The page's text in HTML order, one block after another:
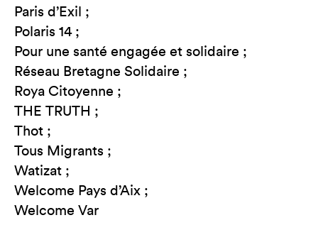
Paris d’Exil ;
Polaris 14 ;
Pour une santé engagée et solidaire ;
Réseau Bretagne Solidaire ;
Roya Citoyenne ;
THE TRUTH ;
Thot ;
Tous Migrants ;
Watizat ;
Welcome Pays d’Aix ;
Welcome Var